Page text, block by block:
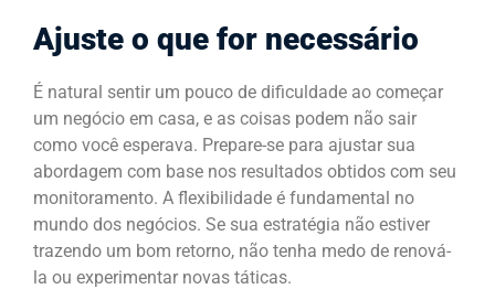
Ajuste o que for necessário
É natural sentir um pouco de dificuldade ao começar
um negócio em casa, e as coisas podem não sair
como você esperava. Prepare-se para ajustar sua
abordagem com base nos resultados obtidos com seu
monitoramento. A flexibilidade é fundamental no
mundo dos negócios. Se sua estratégia não estiver
trazendo um bom retorno, não tenha medo de renová-
la ou experimentar novas táticas.